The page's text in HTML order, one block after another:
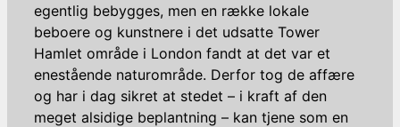
egentlig bebygges, men en række lokale
beboere og kunstnere i det udsatte Tower
Hamlet område i London fandt at det var et
enestående naturområde. Derfor tog de affære
og har i dag sikret at stedet – i kraft af den
meget alsidige beplantning – kan tjene som en